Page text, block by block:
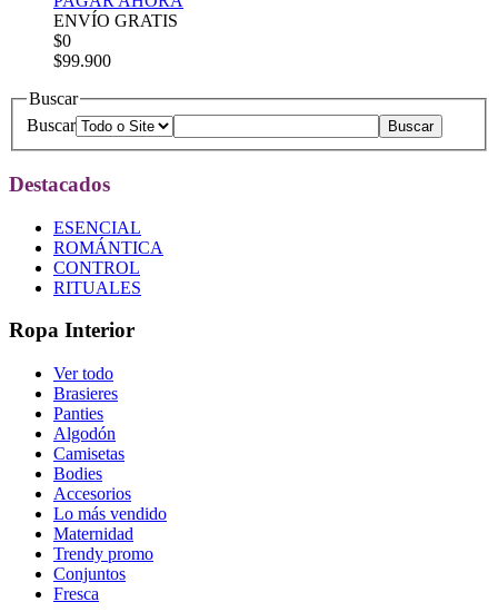
ENVÍO GRATIS
$0
$99.900
Buscar
Buscar
Destacados
ESENCIAL
ROMÁNTICA
CONTROL
RITUALES
Ropa Interior
Ver todo
Brasieres
Panties
Algodón
Camisetas
Bodies
Accesorios
Lo más vendido
Maternidad
Trendy promo
Conjuntos
Fresca